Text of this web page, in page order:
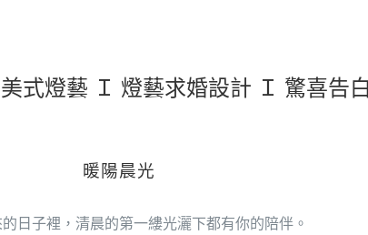
美式燈藝 Ｉ 燈藝求婚設計 Ｉ 驚喜告
暖陽晨光
日子裡，清晨的第一縷光灑下都有你的陪伴。